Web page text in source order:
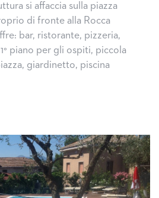
si affaccia sulla piazza
di fronte alla Rocca
bar, ristorante, pizzeria,
piano per gli ospiti, piccola
giardinetto, piscina